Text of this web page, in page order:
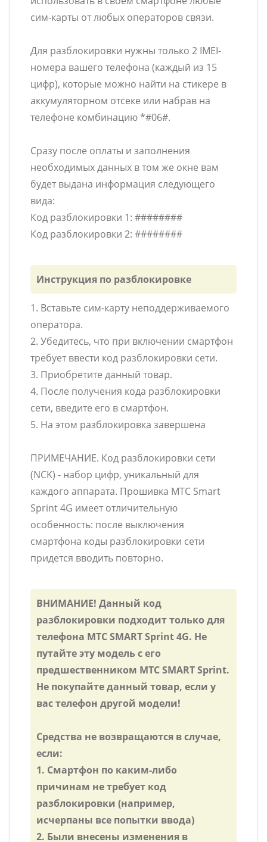
сим-карты от любых операторов связи.
Для разблокировки нужны только 2 IMEI-
номера вашего телефона (каждый из 15
цифр), которые можно найти на стикере в
аккумуляторном отсеке или набрав на
телефоне комбинацию *#06#.
Сразу после оплаты и заполнения
необходимых данных в том же окне вам
будет выдана информация следующего
вида:
Код разблокировки 1: ########
Код разблокировки 2: ########
Инструкция по разблокировке
1. Вставьте сим-карту неподдерживаемого
оператора.
2. Убедитесь, что при включении смартфон
требует ввести код разблокировки сети.
3. Приобретите данный товар.
4. После получения кода разблокировки
сети, введите его в смартфон.
5. На этом разблокировка завершена
ПРИМЕЧАНИЕ. Код разблокировки сети
(NCK) - набор цифр, уникальный для
каждого аппарата. Прошивка МТС Smart
Sprint 4G имеет отличительную
особенность: после выключения
смартфона коды разблокировки сети
придется вводить повторно.
ВНИМАНИЕ! Данный код
разблокировки подходит только для
телефона МТС SMART Sprint 4G. Не
путайте эту модель с его
предшественником МТС SMART Sprint.
Не покупайте данный товар, если у
вас телефон другой модели!
Средства не возвращаются в случае,
если:
1. Смартфон по каким-либо
причинам не требует код
разблокировки (например,
исчерпаны все попытки ввода)
2. Были внесены изменения в